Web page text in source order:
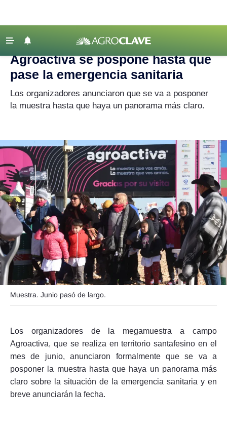
Agricultura
Lechería
Maquinaria agrícola
Agenda
Regionales
Clima
Agronegocios
Mercados
Seguinos
‹ VOLVER
Agroclave
Agroactiva se pospone hasta que
pase la emergencia sanitaria
Los organizadores anunciaron que se va a posponer
la muestra hasta que haya un panorama más claro.
Muestra. Junio pasó de largo.
Los organizadores de la megamuestra a campo
Agroactiva, que se realiza en territorio santafesino en el
mes de junio, anunciaron formalmente que se va a
posponer la muestra hasta que haya un panorama más
claro sobre la situación de la emergencia sanitaria y en
breve anunciarán la fecha.